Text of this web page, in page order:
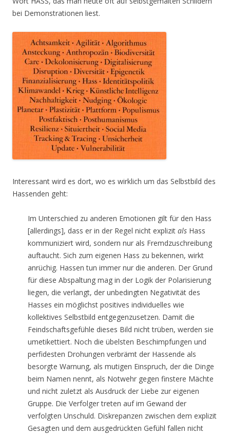
bei Demonstrationen liest.
Interessant wird es dort, wo es wirklich um das Selbstbild des
Hassenden geht:
Im Unterschied zu anderen Emotionen gilt für den Hass
[allerdings], dass er in der Regel nicht explizit als Hass
kommuniziert wird, sondern nur als Fremdzuschreibung
auftaucht. Sich zum eigenen Hass zu bekennen, wirkt
anrüchig. Hassen tun immer nur die anderen. Der Grund
für diese Abspaltung mag in der Logik der Polarisierung
liegen, die verlangt, der unbedingten Negativität des
Hasses ein möglichst positives individuelles wie
kollektives Selbstbild entgegenzusetzen. Damit die
Feindschaftsgefühle dieses Bild nicht trüben, werden sie
umetikettiert. Noch die übelsten Beschimpfungen und
perfidesten Drohungen verbrämt der Hassende als
besorgte Warnung, als mutigen Einspruch, der die Dinge
beim Namen nennt, als Notwehr gegen finstere Mächte
und nicht zuletzt als Ausdruck der Liebe zur eigenen
Gruppe. Die Verfolger treten auf im Gewand der
verfolgten Unschuld. Diskrepanzen zwischen dem explizit
Gesagten und dem ausgedrückten Gefühl fallen nicht